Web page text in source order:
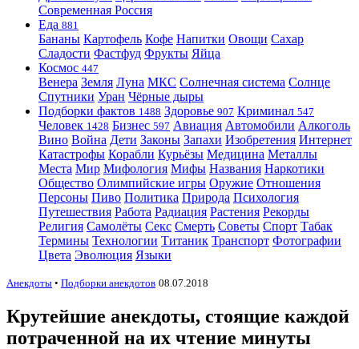
Современная Россия
Еда 881
Бананы Картофель Кофе Напитки Овощи Сахар
Сладости Фастфуд Фрукты Яйца
Космос 447
Венера Земля Луна МКС Солнечная система Солнце
Спутники Уран Чёрные дыры
Подборки фактов 1488 Здоровье 907 Криминал 547
Человек 1428 Бизнес 597 Авиация Автомобили Алкоголь
Вино Война Дети Законы Запахи Изобретения Интернет
Катастрофы Корабли Курьёзы Медицина Металлы
Места Мир Мифология Мифы Названия Наркотики
Общество Олимпийские игры Оружие Отношения
Персоны Пиво Политика Природа Психология
Путешествия Работа Радиация Растения Рекорды
Религия Самолёты Секс Смерть Советы Спорт Табак
Термины Технологии Титаник Транспорт Фотографии
Цвета Эволюция Языки
Анекдоты • Подборки анекдотов 08.07.2018
Крутейшие анекдоты, стоящие каждой
потраченной на их чтение минуты